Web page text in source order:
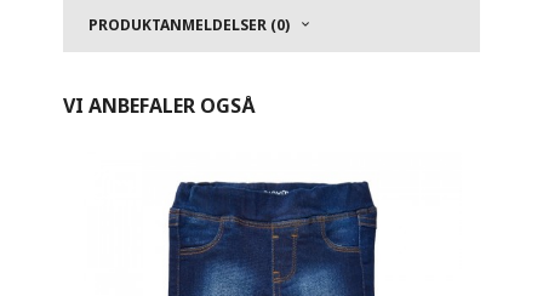
PRODUKTANMELDELSER (0)
VI ANBEFALER OGSÅ